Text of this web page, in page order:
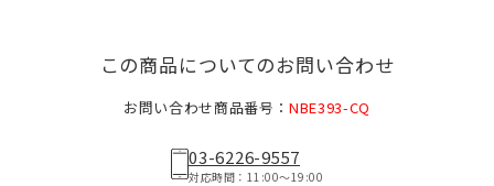
この商品についてのお問い合わせ
お問い合わせ商品番号：NBE393-CQ
03-6226-9557
対応時間：11:00〜19:00